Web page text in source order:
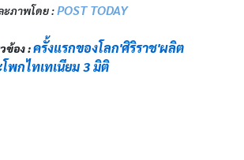
ภาพโดย : POST TODAY
ข้อง : ครั้งแรกของโลก'ศิริราช'ผลิต
พกไทเทเนียม 3 มิติ